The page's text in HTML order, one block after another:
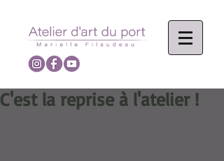
C'est la reprise à l'atelier !